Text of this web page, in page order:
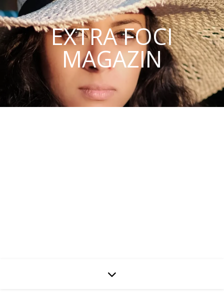
EXTRA FOCI
MAGAZIN